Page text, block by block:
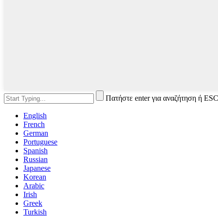
Πατήστε enter για αναζήτηση ή ESC
English
French
German
Portuguese
Spanish
Russian
Japanese
Korean
Arabic
Irish
Greek
Turkish